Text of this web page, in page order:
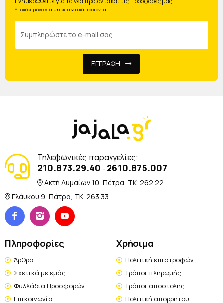
* ισχύει μόνο για μη εκπτωτικά προϊόντα
ΕΓΓΡΑΦΗ
Τηλεφωνικές παραγγελίες:
210.873.29.40 - 2610.875.007
Ακτή Δυμαίων 10, Πάτρα, TK. 262 22
Γλάυκου 9, Πάτρα, TK. 263 33
Πληροφορίες
Άρθρα
Σχετικά με εμάς
Φυλλάδια Προσφορών
Επικοινωνία
Χρήσιμα
Πολιτική επιστροφών
Τρόποι πληρωμής
Τρόποι αποστολής
Πολιτική απορρήτου